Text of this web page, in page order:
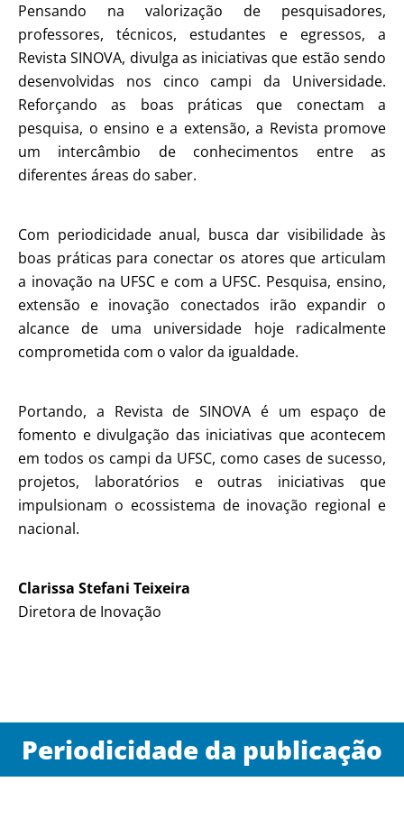
Pensando na valorização de pesquisadores,
professores, técnicos, estudantes e egressos, a
Revista SINOVA, divulga as iniciativas que estão sendo
desenvolvidas nos cinco campi da Universidade.
Reforçando as boas práticas que conectam a
pesquisa, o ensino e a extensão, a Revista promove
um intercâmbio de conhecimentos entre as
diferentes áreas do saber.
Com periodicidade anual, busca dar visibilidade às
boas práticas para conectar os atores que articulam
a inovação na UFSC e com a UFSC. Pesquisa, ensino,
extensão e inovação conectados irão expandir o
alcance de uma universidade hoje radicalmente
comprometida com o valor da igualdade.
Portando, a Revista de SINOVA é um espaço de
fomento e divulgação das iniciativas que acontecem
em todos os campi da UFSC, como cases de sucesso,
projetos, laboratórios e outras iniciativas que
impulsionam o ecossistema de inovação regional e
nacional.
Clarissa Stefani Teixeira
Diretora de Inovação
Periodicidade da publicação